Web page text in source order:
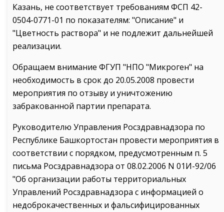
Казань, не соответствует требованиям ФСП 42-
0504-0771-01 по показателям: "Описание" и
"Цветность раствора" и не подлежит дальнейшей
реализации.
Обращаем внимание ФГУП "НПО "Микроген" на
необходимость в срок до 20.05.2008 провести
мероприятия по отзыву и уничтожению
забракованной партии препарата.
Руководителю Управления Росздравнадзора по
Республике Башкортостан провести мероприятия в
соответствии с порядком, предусмотренным п. 5
письма Росздравнадзора от 08.02.2006 N 01И-92/06
"Об организации работы территориальных
Управлений Росздравнадзора с информацией о
недоброкачественных и фальсифицированных